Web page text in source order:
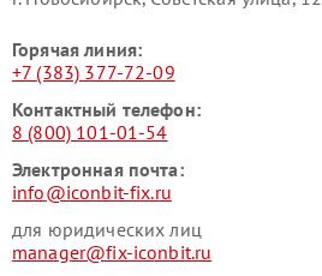
Горячая линия:
+7 (383) 377-72-09
Контактный телефон:
8 (800) 101-01-54
Электронная почта:
info@iconbit-fix.ru
для юридических лиц
manager@fix-iconbit.ru